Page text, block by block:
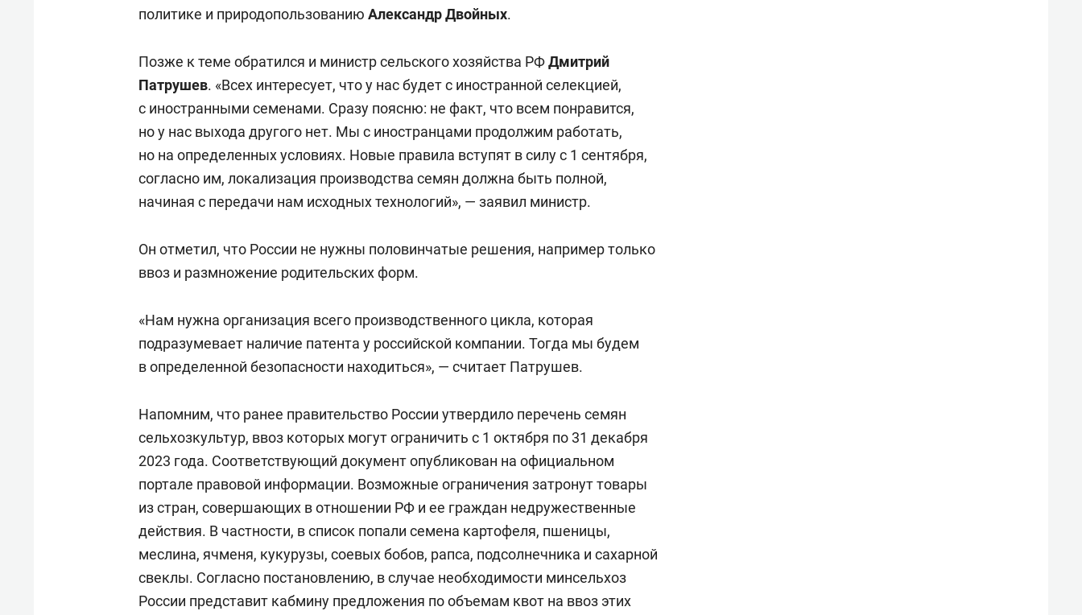
политике и природопользованию Александр Двойных.
Позже к теме обратился и министр сельского хозяйства РФДмитрий
Патрушев. «Всех интересует, что у нас будет с иностранной селекцией,
с иностранными семенами. Сразу поясню: не факт, что всем понравится,
но у нас выхода другого нет. Мы с иностранцами продолжим работать,
но на определенных условиях. Новые правила вступят в силу с 1 сентября,
согласно им, локализация производства семян должна быть полной,
начиная с передачи нам исходных технологий», — заявил министр.
Он отметил, что России не нужны половинчатые решения, например только
ввоз и размножение родительских форм.
«Нам нужна организация всего производственного цикла, которая
подразумевает наличие патента у российской компании. Тогда мы будем
в определенной безопасности находиться», — считает Патрушев.
Напомним, что ранее правительство России утвердило перечень семян
сельхозкультур, ввоз которых могут ограничить с 1 октября по 31 декабря
2023 года. Соответствующий документ опубликован на официальном
портале правовой информации. Возможные ограничения затронут товары
из стран, совершающих в отношении РФ и ее граждан недружественные
действия. В частности, в список попали семена картофеля, пшеницы,
меслина, ячменя, кукурузы, соевых бобов, рапса, подсолнечника и сахарной
свеклы. Согласно постановлению, в случае необходимости минсельхоз
России представит кабмину предложения по объемам квот на ввоз этих